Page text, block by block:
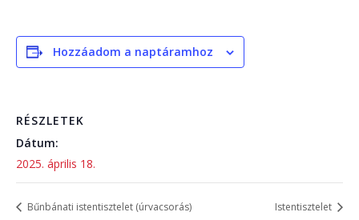
Hozzáadom a naptáramhoz
RÉSZLETEK
Dátum:
2025. április 18.
Bűnbánati istentisztelet (úrvacsorás) Istentisztelet